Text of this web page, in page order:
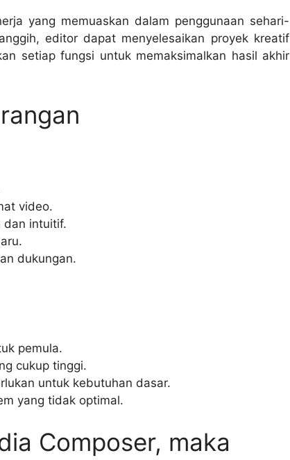
yang memuaskan dalam penggunaan sehari-
editor dapat menyelesaikan proyek kreatif
setiap fungsi untuk memaksimalkan hasil akhir
video.
dan intuitif.
dukungan.
pemula.
cukup tinggi.
untuk kebutuhan dasar.
yang tidak optimal.
Composer, maka